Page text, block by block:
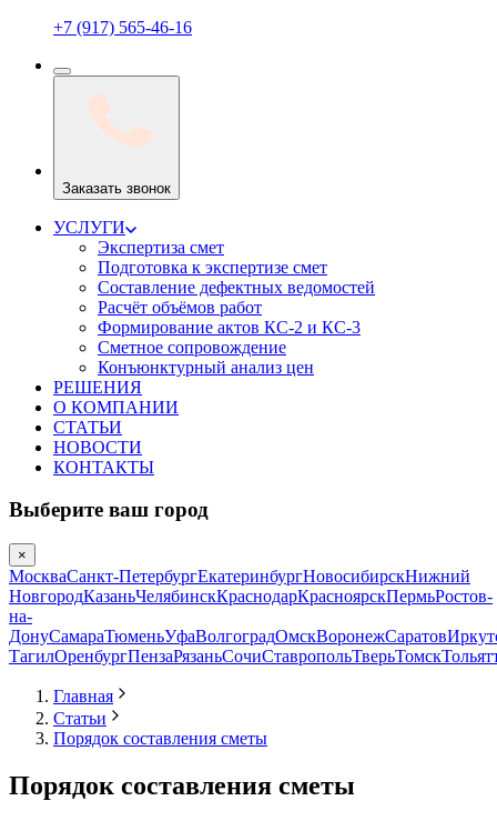
+7 (917) 565-46-16
Заказать звонок
УСЛУГИ
Экспертиза смет
Подготовка к экспертизе смет
Составление дефектных ведомостей
Расчёт объёмов работ
Формирование актов КС-2 и КС-3
Сметное сопровождение
Конъюнктурный анализ цен
РЕШЕНИЯ
О КОМПАНИИ
СТАТЬИ
НОВОСТИ
КОНТАКТЫ
Выберите ваш город
×
МоскваСанкт-ПетербургЕкатеринбургНовосибирскНижний
НовгородКазаньЧелябинскКраснодарКрасноярскПермьРостов-
на-
ДонуСамараТюменьУфаВолгоградОмскВоронежСаратов
ТагилОренбургПензаРязаньСочиСтавропольТверьТомск
Главная
Статьи
Порядок составления сметы
Порядок составления сметы